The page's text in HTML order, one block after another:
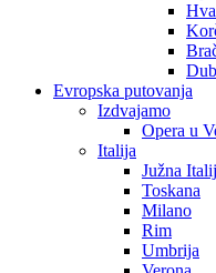
Evropska putovanja
Izdvajamo
Opera u
Italija
Južna
Toskana
Milano
Rim
Umbrija